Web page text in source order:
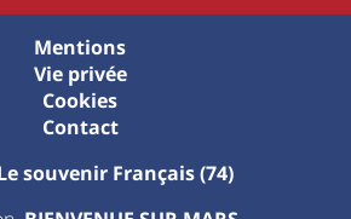
souvenir Français (74)
Mentions
Vie privée
Cookies
Contact